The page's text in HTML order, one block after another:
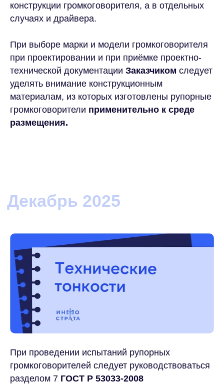
конструкции громкоговорителя, а в отдельных
случаях и драйвера.
При выборе марки и модели громкоговорителя
при проектировании и при приёмке проектно-
технической документации Заказчиком следует
уделять внимание конструкционным
материалам, из которых изготовлены рупорные
громкоговорители применительно к среде
размещения.
При проведении испытаний рупорных
громкоговорителей следует руководствоваться
разделом 7 ГОСТ Р 53033-2008